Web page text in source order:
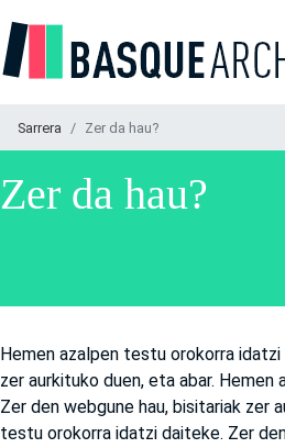
Sarrera Zer da hau?
Zer da hau?
Hemen azalpen testu orokorra
zer aurkituko duen, eta abar.
Zer den webgune hau, bisitariak zer
testu orokorra idatzi daiteke. Zer